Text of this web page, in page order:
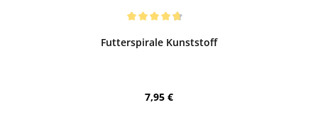
Futterspirale Kunststoff
Regulärer Preis:
7,95 €